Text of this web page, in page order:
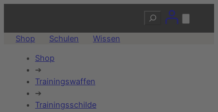
Suchen
Shop Schulen Wissen
Shop
➔
Trainingswaffen
➔
Trainingsschilde